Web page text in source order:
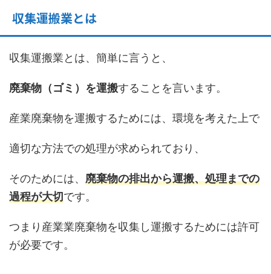
収集運搬業とは
収集運搬業とは、簡単に言うと、
廃棄物（ゴミ） を運搬することを言います。
産業廃棄物を運搬するためには、環境を考えた上で
適切な方法での処理が求められており、
そのためには、 廃棄物の排出から運搬、処理までの
過程が大切です。
つまり産業業廃棄物を収集し運搬するためには許可
が必要です。